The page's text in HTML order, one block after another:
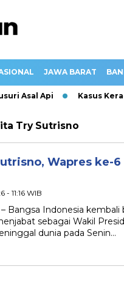
JAWA BARAT
Asal Api Kasus
Try Sutrisno
Wapres ke-6
- 11:16 WIB
Bangsa Indonesia kembali
sebagai Wakil
dunia pada Senin…